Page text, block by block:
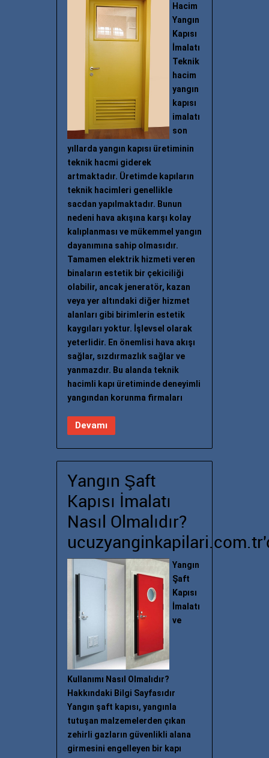
Hacim
Yangın
Kapısı
İmalatı
Teknik
hacim
yangın
kapısı
imalatı
son
yıllarda yangın kapısı üretiminin
teknik hacmi giderek
artmaktadır. Üretimde kapıların
teknik hacimleri genellikle
sacdan yapılmaktadır. Bunun
nedeni hava akışına karşı kolay
kalıplanması ve mükemmel yangın
dayanımına sahip olmasıdır.
Tamamen elektrik hizmeti veren
binaların estetik bir çekiciliği
olabilir, ancak jeneratör, kazan
veya yer altındaki diğer hizmet
alanları gibi birimlerin estetik
kaygıları yoktur. İşlevsel olarak
yeterlidir. En önemlisi hava akışı
sağlar, sızdırmazlık sağlar ve
yanmazdır. Bu alanda teknik
hacimli kapı üretiminde deneyimli
yangından korunma firmaları
Devamı
Yangın Şaft
Kapısı İmalatı
Nasıl Olmalıdır?
Yangın
Şaft
Kapısı
İmalatı
ve
Kullanımı Nasıl Olmalıdır?
Hakkındaki Bilgi Sayfasıdır
Yangın şaft kapısı, yangınla
tutuşan malzemelerden çıkan
zehirli gazların güvenlikli alana
girmesini engelleyen bir kapı